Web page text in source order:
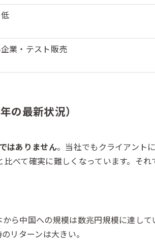
業・テスト販売
の最新状況）
はありません。当社でもクライアント
べて確実に難しくなっています。そ
ら中国への規模は数兆円規模に達し
リターンは大きい。